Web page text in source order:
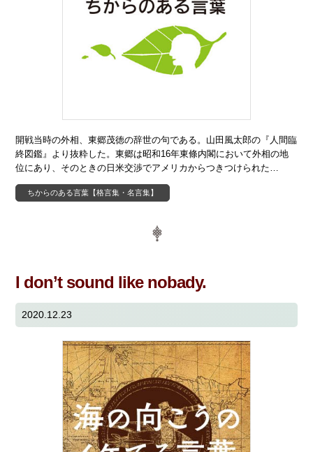
開戦当時の外相、東郷茂徳の辞世の句である。山田風太郎の『人間臨
終図鑑』より抜粋した。東郷は昭和16年東條内閣において外相の地
位にあり、そのときの日米交渉でアメリカからつきつけられた…
ちからのある言葉【格言集・名言集】
I don’t sound like nobady.
2020.12.23